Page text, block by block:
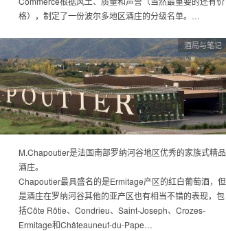
格），制定了一份波尔多地区酒庄的分级名单。…
酒局与笔记
M.Chapoutier是法国南部罗纳河谷地区优秀的家族式精品
酒庄。
Chapoutier最具盛名的是Ermitage产区的红白葡萄酒，但
是酒庄在罗纳河谷其他的亚产区也有相当不错的表现，包
括Côte Rôtie、Condrieu、Saint-Joseph、Crozes-
Ermitage和Châteauneuf-du-Pape…